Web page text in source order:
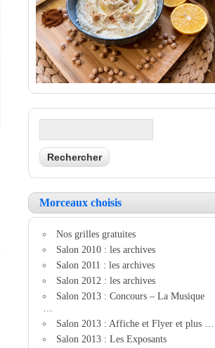
Morceaux choisis
Nos grilles gratuites
Salon 2010 : les archives
Salon 2011 : les archives
Salon 2012 : les archives
Salon 2013 : Concours – La Musique
Salon 2013 : Affiche et Flyer et plus …
Salon 2013 : Les Exposants